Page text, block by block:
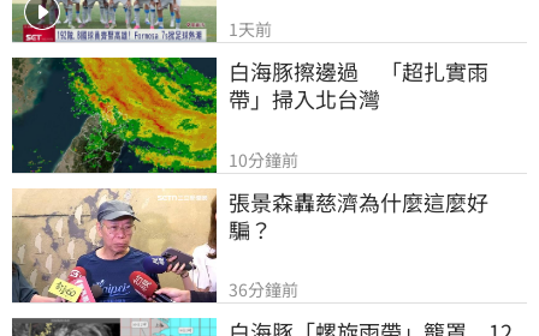
1天前
白海豚擦邊過　「超扎實雨
帶」掃入北台灣
10分鐘前
張景森轟慈濟為什麼這麼好
騙？
36分鐘前